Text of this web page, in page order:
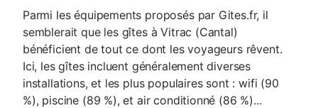
Parmi les équipements proposés par Gites.fr, il
semblerait que les gîtes à Vitrac (Cantal)
bénéficient de tout ce dont les voyageurs rêvent.
Ici, les gîtes incluent généralement diverses
installations, et les plus populaires sont : wifi (90
%), piscine (89 %), et air conditionné (86 %)...